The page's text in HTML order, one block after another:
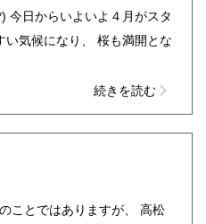
今日からいよいよ４月がスタ
い気候になり、 桜も満開とな
続きを読む
ことではありますが、 高松